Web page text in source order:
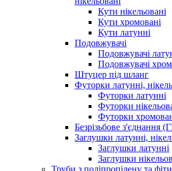
Кути нікельовані
Кути хромовані
Кути латунні
Подовжувачі
Подовжувачі
Подовжувачі
Штуцер під шланг
Футорки латунні,
Футорки латунні
Футорки
Футорки
Безрізьбове з'єднання
Заглушки латунні,
Заглушки латунні
Заглушки
Труби з поліпропілену та